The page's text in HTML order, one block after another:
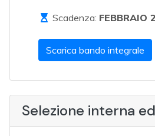
Scadenza: FEBBRAIO
Scarica bando integrale
Selezione interna